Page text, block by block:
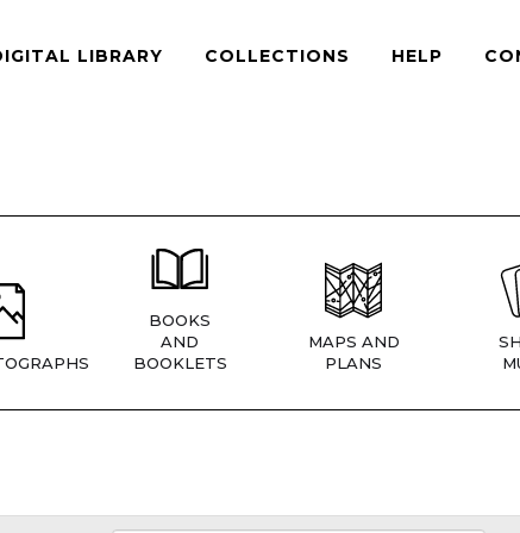
LIBRARY COLLECTIONS HELP
BOOKS
AND
BOOKLETS
MAPS AND
PLANS